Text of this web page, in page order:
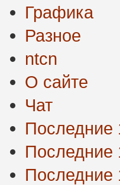
Графика
Разное
ntcn
О сайте
Чат
Последние
Последние
Последние